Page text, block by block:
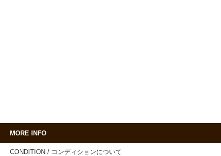
MORE INFO
CONDITION / コンディションについて